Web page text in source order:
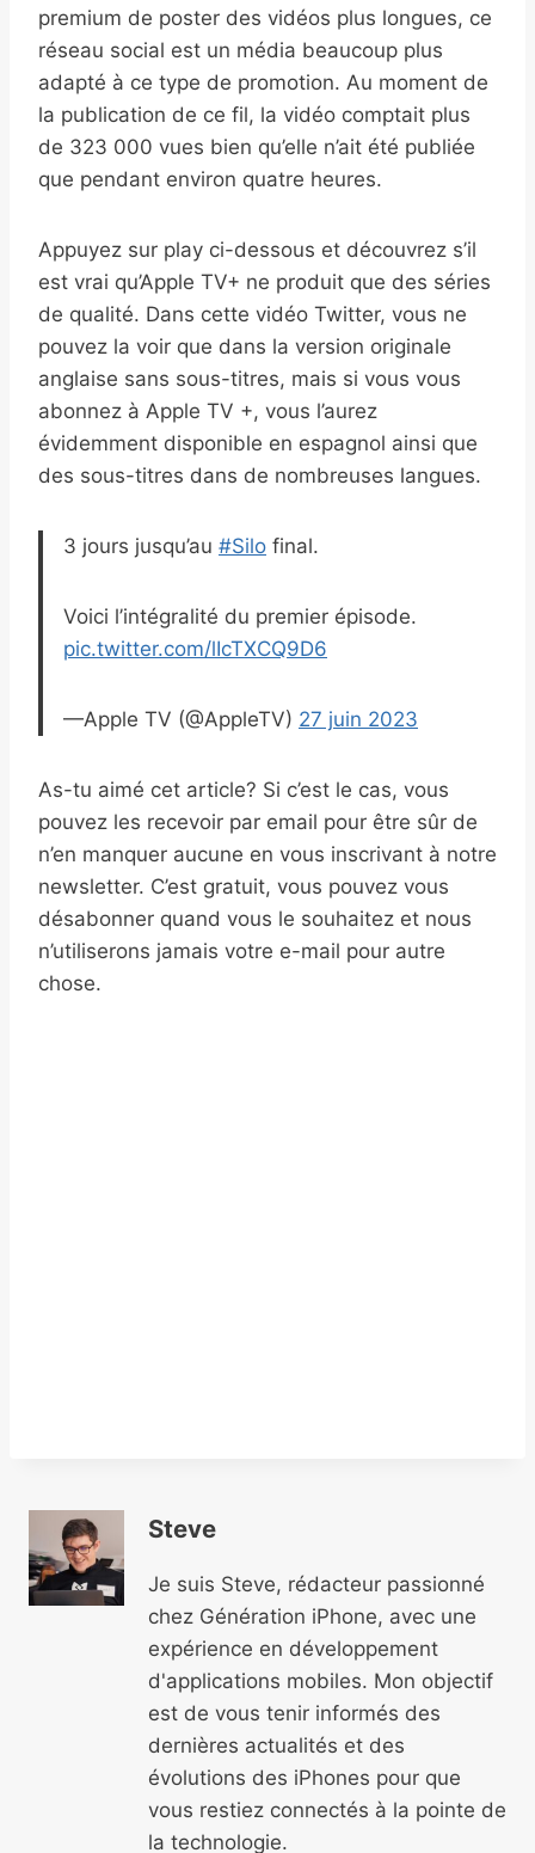
premium de poster des vidéos plus longues, ce
réseau social est un média beaucoup plus
adapté à ce type de promotion. Au moment de
la publication de ce fil, la vidéo comptait plus
de 323 000 vues bien qu’elle n’ait été publiée
que pendant environ quatre heures.
Appuyez sur play ci-dessous et découvrez s’il
est vrai qu’Apple TV+ ne produit que des séries
de qualité. Dans cette vidéo Twitter, vous ne
pouvez la voir que dans la version originale
anglaise sans sous-titres, mais si vous vous
abonnez à Apple TV +, vous l’aurez
évidemment disponible en espagnol ainsi que
des sous-titres dans de nombreuses langues.
3 jours jusqu’au #Silo final.
Voici l’intégralité du premier épisode.
pic.twitter.com/lIcTXCQ9D6
—Apple TV (@AppleTV) 27 juin 2023
As-tu aimé cet article? Si c’est le cas, vous
pouvez les recevoir par email pour être sûr de
n’en manquer aucune en vous inscrivant à notre
newsletter. C’est gratuit, vous pouvez vous
désabonner quand vous le souhaitez et nous
n’utiliserons jamais votre e-mail pour autre
chose.
Steve
Je suis Steve, rédacteur passionné
chez Génération iPhone, avec une
expérience en développement
d'applications mobiles. Mon objectif
est de vous tenir informés des
dernières actualités et des
évolutions des iPhones pour que
vous restiez connectés à la pointe de
la technologie.